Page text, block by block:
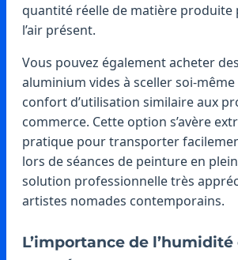
quantité réelle de matière
l’air présent.
Vous pouvez également acheter
aluminium vides à sceller soi-
confort d’utilisation similaire aux
commerce. Cette option s’avère
pratique pour transporter
lors de séances de peinture en plein
solution professionnelle très
artistes nomades contemporains.
L’importance de l’humidité